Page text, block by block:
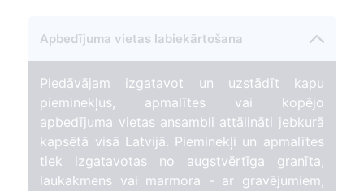
Apbedījuma vietas labiekārtošana
Piedāvājam izgatavot un uzstādīt kapu
pieminekļus, apmalītes vai kopējo
apbedījuma vietas ansambli attālināti jebkurā
kapsētā visā Latvijā. Pieminekļi un apmalītes
tiek izgatavotas no augstvērtīga granīta,
laukakmens vai marmora - ar gravējumiem,